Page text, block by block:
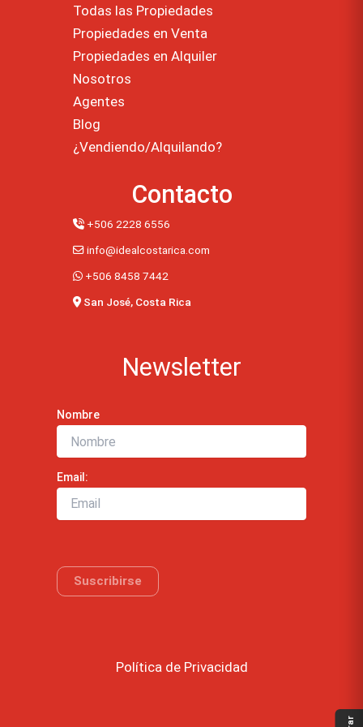
Todas las Propiedades
Propiedades en Venta
Propiedades en Alquiler
Nosotros
Agentes
Blog
¿Vendiendo/Alquilando?
Contacto
+506 2228 6556
info@idealcostarica.com
+506 8458 7442
San José, Costa Rica
Newsletter
Nombre
Email:
Política de Privacidad